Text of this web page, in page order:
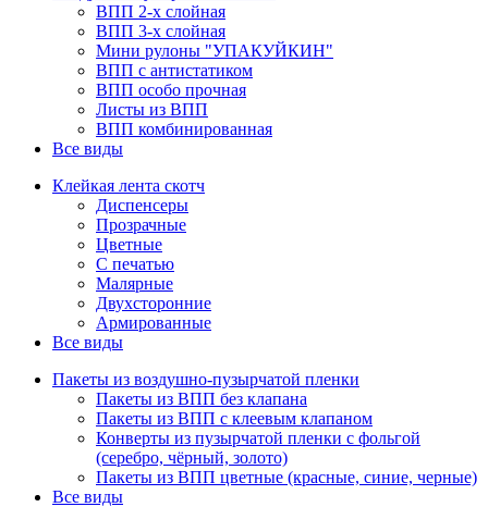
ВПП 2-х слойная
ВПП 3-х слойная
Мини рулоны "УПАКУЙКИН"
ВПП с антистатиком
ВПП особо прочная
Листы из ВПП
ВПП комбинированная
Все виды
Клейкая лента скотч
Диспенсеры
Прозрачные
Цветные
С печатью
Малярные
Двухсторонние
Армированные
Все виды
Пакеты из воздушно-пузырчатой пленки
Пакеты из ВПП без клапана
Пакеты из ВПП с клеевым клапаном
Конверты из пузырчатой пленки с фольгой
(серебро, чёрный, золото)
Пакеты из ВПП цветные (красные, синие, черные)
Все виды